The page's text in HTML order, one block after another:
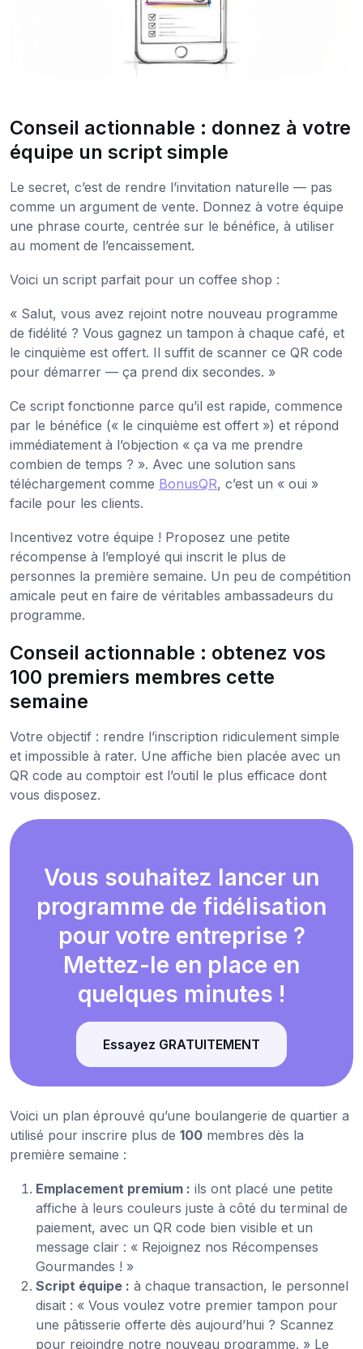
Conseil actionnable : donnez à votre
équipe un script simple
Le secret, c’est de rendre l’invitation naturelle — pas
comme un argument de vente. Donnez à votre équipe
une phrase courte, centrée sur le bénéfice, à utiliser
au moment de l’encaissement.
Voici un script parfait pour un coffee shop :
« Salut, vous avez rejoint notre nouveau programme
de fidélité ? Vous gagnez un tampon à chaque café, et
le cinquième est offert. Il suffit de scanner ce QR code
pour démarrer — ça prend dix secondes. »
Ce script fonctionne parce qu’il est rapide, commence
par le bénéfice (« le cinquième est offert ») et répond
immédiatement à l’objection « ça va me prendre
combien de temps ? ». Avec une solution sans
téléchargement comme BonusQR, c’est un « oui »
facile pour les clients.
Incentivez votre équipe ! Proposez une petite
récompense à l’employé qui inscrit le plus de
personnes la première semaine. Un peu de compétition
amicale peut en faire de véritables ambassadeurs du
programme.
Conseil actionnable : obtenez vos
100 premiers membres cette
semaine
Votre objectif : rendre l’inscription ridiculement simple
et impossible à rater. Une affiche bien placée avec un
QR code au comptoir est l’outil le plus efficace dont
vous disposez.
Vous souhaitez lancer un
programme de fidélisation
pour votre entreprise ?
Mettez-le en place en
quelques minutes !
Essayez GRATUITEMENT
Voici un plan éprouvé qu’une boulangerie de quartier a
utilisé pour inscrire plus de 100 membres dès la
première semaine :
Emplacement premium : ils ont placé une petite
affiche à leurs couleurs juste à côté du terminal de
paiement, avec un QR code bien visible et un
message clair : « Rejoignez nos Récompenses
Gourmandes ! »
Script équipe : à chaque transaction, le personnel
disait : « Vous voulez votre premier tampon pour
une pâtisserie offerte dès aujourd’hui ? Scannez
pour rejoindre notre nouveau programme. » Le